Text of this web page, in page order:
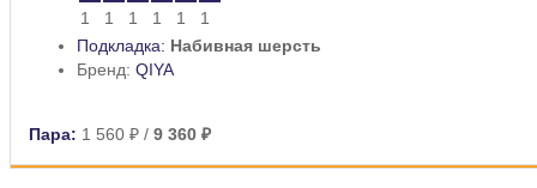
1
1 1 1 1
1
Подкладка: Набивная шерсть
Бренд: QIYA
Пара: 1 560 ₽ / 9 360 ₽